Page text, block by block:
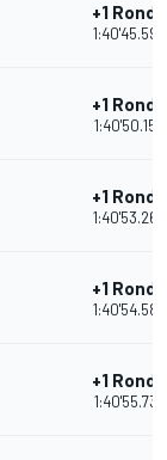
+1 Ronde
1:40'45.592
+1 Ronde
1:40'50.153
+1 Ronde
1:40'53.263
+1 Ronde
1:40'54.586
+1 Ronde
1:40'55.735